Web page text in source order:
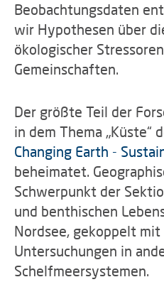
Beobachtungsdaten
wir Hypothesen über
ökologischer
Gemeinschaften.
Der größte Teil der
in dem Thema „Küste“
Changing Earth -
beheimatet.
Schwerpunkt der
und benthischen
Nordsee, gekoppelt
Untersuchungen in
Schelfmeersystemen.